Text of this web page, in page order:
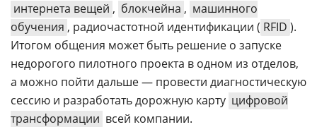
интернета вещей , блокчейна , машинного
обучения , радиочастотной идентификации ( RFID ).
Итогом общения может быть решение о запуске
недорогого пилотного проекта в одном из отделов,
а можно пойти дальше — провести диагностическую
сессию и разработать дорожную карту цифровой
трансформации всей компании.